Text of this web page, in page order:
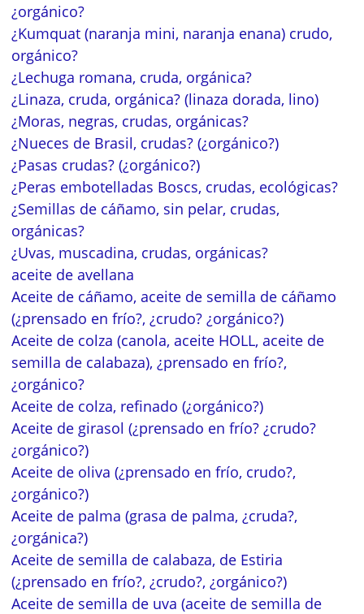
¿orgánico?
¿Kumquat (naranja mini, naranja enana) crudo,
orgánico?
¿Lechuga romana, cruda, orgánica?
¿Linaza, cruda, orgánica? (linaza dorada, lino)
¿Moras, negras, crudas, orgánicas?
¿Nueces de Brasil, crudas? (¿orgánico?)
¿Pasas crudas? (¿orgánico?)
¿Peras embotelladas Boscs, crudas, ecológicas?
¿Semillas de cáñamo, sin pelar, crudas,
orgánicas?
¿Uvas, muscadina, crudas, orgánicas?
aceite de avellana
Aceite de cáñamo, aceite de semilla de cáñamo
(¿prensado en frío?, ¿crudo? ¿orgánico?)
Aceite de colza (canola, aceite HOLL, aceite de
semilla de calabaza), ¿prensado en frío?,
¿orgánico?
Aceite de colza, refinado (¿orgánico?)
Aceite de girasol (¿prensado en frío? ¿crudo?
¿orgánico?)
Aceite de oliva (¿prensado en frío, crudo?,
¿orgánico?)
Aceite de palma (grasa de palma, ¿cruda?,
¿orgánica?)
Aceite de semilla de calabaza, de Estiria
(¿prensado en frío?, ¿crudo?, ¿orgánico?)
Aceite de semilla de uva (aceite de semilla de